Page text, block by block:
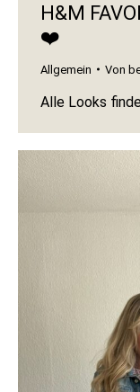
H&M
❤️
Allgemein Von
Alle Looks